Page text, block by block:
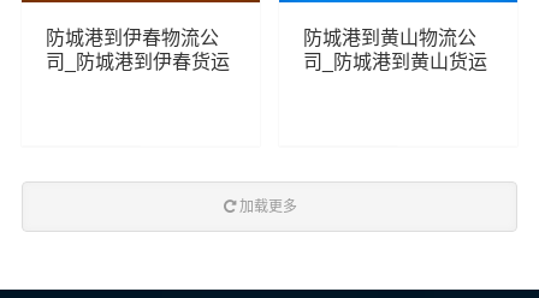
防城港到伊春物流公
司_防城港到伊春货运
防城港到黄山物流公
司_防城港到黄山货运
加载更多